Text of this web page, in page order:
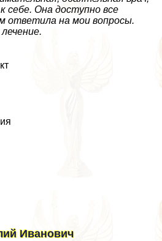
себе. Она доступно все
ответила на мои вопросы.
Иванович